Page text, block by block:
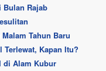
Bulan Rajab
Tahun Baru
Terlewat, Kapan Itu?
di Alam Kubur